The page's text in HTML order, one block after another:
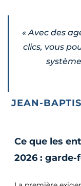
« Avec des
clics, vous
JEAN-
Ce que les
2026 :